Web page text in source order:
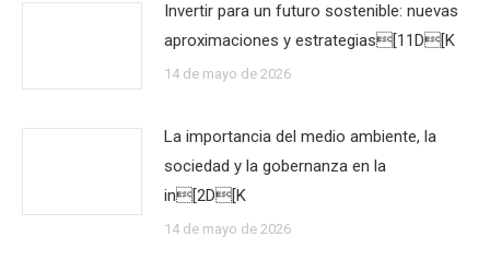
Invertir para un futuro sostenible: nuevas
aproximaciones y estrategias[11D[K
14 de mayo de 2026
La importancia del medio ambiente, la
sociedad y la gobernanza en la
in[2D[K
14 de mayo de 2026